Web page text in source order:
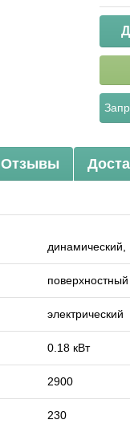
Отзывы
динамический,
поверхностный
электрический
0.18 кВт
2900
230